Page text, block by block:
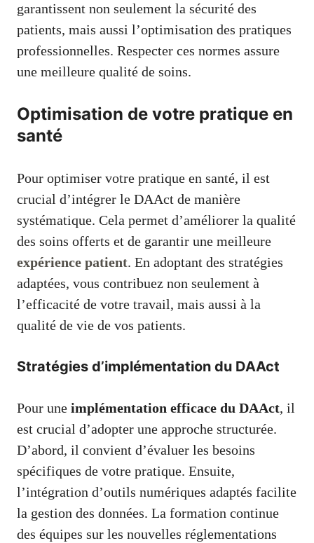
garantissent non seulement la sécurité des
patients, mais aussi l’optimisation des pratiques
professionnelles. Respecter ces normes assure
une meilleure qualité de soins.
Optimisation de votre pratique en
santé
Pour optimiser votre pratique en santé, il est
crucial d’intégrer le DAAct de manière
systématique. Cela permet d’améliorer la qualité
des soins offerts et de garantir une meilleure
expérience patient. En adoptant des stratégies
adaptées, vous contribuez non seulement à
l’efficacité de votre travail, mais aussi à la
qualité de vie de vos patients.
Stratégies d’implémentation du DAAct
Pour une implémentation efficace du DAAct, il
est crucial d’adopter une approche structurée.
D’abord, il convient d’évaluer les besoins
spécifiques de votre pratique. Ensuite,
l’intégration d’outils numériques adaptés facilite
la gestion des données. La formation continue
des équipes sur les nouvelles réglementations